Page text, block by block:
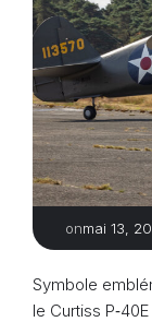
onmai 13,
Symbole
le Curtiss